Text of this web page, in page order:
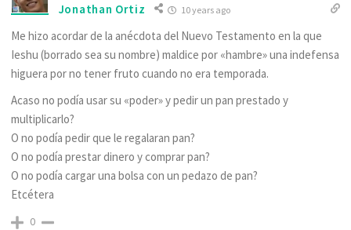
Jonathan Ortiz 10 years ago
Me hizo acordar de la anécdota del Nuevo Testamento en la que
Ieshu (borrado sea su nombre) maldice por «hambre» una indefensa
higuera por no tener fruto cuando no era temporada.
Acaso no podía usar su «poder» y pedir un pan prestado y
multiplicarlo?
O no podía pedir que le regalaran pan?
O no podía prestar dinero y comprar pan?
O no podía cargar una bolsa con un pedazo de pan?
Etcétera
0